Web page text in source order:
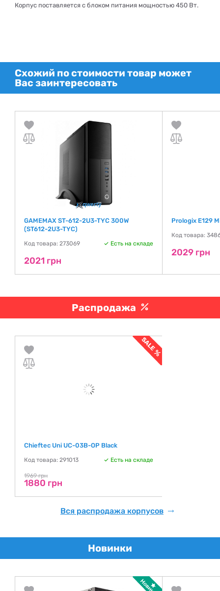
Корпус поставляется с блоком питания мощностью 450 Вт.
Схожий по стоимости товар может
Вас заинтересовать
GAMEMAX ST-612-2U3-TYC 300W
(ST612-2U3-TYC)
Код товара: 273069 Есть на складе
2021 грн
Prologix E129
Код товара:
2029 грн
Распродажа
Chieftec Uni UC-03B-OP Black
Код товара: 291013 Есть на складе
1969 грн
1880 грн
Вся распродажа корпусов
Новинки